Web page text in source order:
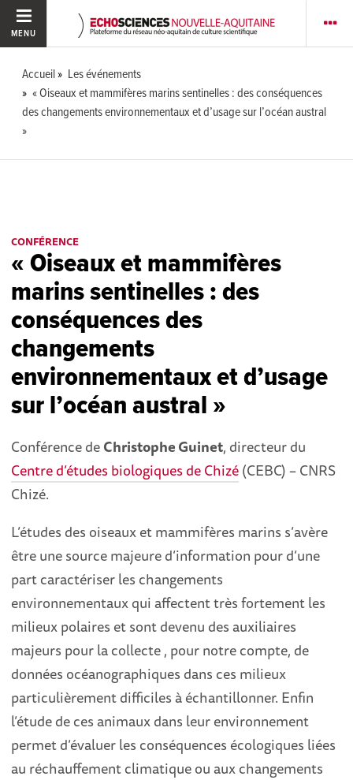
MENU
Accueil
Les événements
« Oiseaux et mammifères marins sentinelles : des conséquences
des changements environnementaux et d’usage sur l’océan austral
»
CONFÉRENCE
« Oiseaux et mammifères
marins sentinelles : des
conséquences des
changements
environnementaux et d’usage
sur l’océan austral »
Conférence deChristophe Guinet, directeur du
Centre d’études biologiques de Chizé(CEBC) –CNRS
Chizé.
L’études des oiseaux et mammifères marins s’avère
être une source majeure d’information pour d’une
part caractériser les changements
environnementaux qui affectent très fortement les
milieux polaires et sont devenu des auxiliaires
majeurs pour la collecte , pour notre compte, de
données océanographiques dans ces milieux
particulièrement difficiles à échantillonner. Enfin
l’étude de ces animaux dans leur environnement
permet d’évaluer les conséquences écologiques liées
au réchauffement climatique ou aux changements